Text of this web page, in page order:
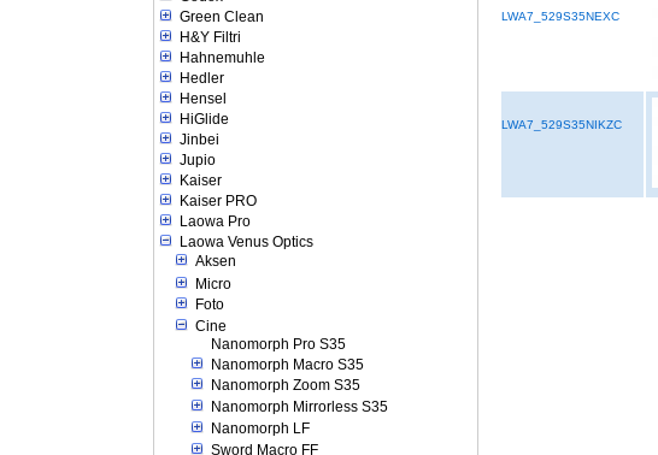
Green Clean
H&Y Filtri
Hahnemuhle
Hedler
Hensel
HiGlide
Jinbei
Jupio
Kaiser
Kaiser PRO
Laowa Pro
Laowa Venus Optics
Aksen
Micro
Foto
Cine
Nanomorph Pro S35
Nanomorph Macro S35
Nanomorph Zoom S35
Nanomorph Mirrorless S35
Nanomorph LF
Sword Macro FF
LWA7_529S35NEXC
LWA7_529S35NIKZC